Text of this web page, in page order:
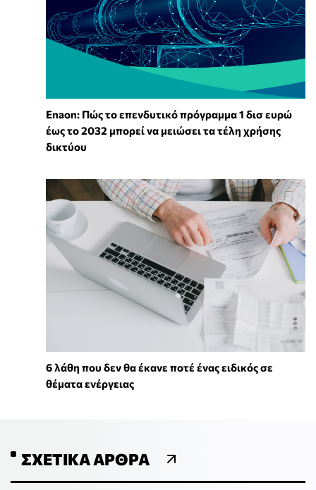
Enaon: Πώς το επενδυτικό πρόγραμμα 1 δισ ευρώ
έως το 2032 μπορεί να μειώσει τα τέλη χρήσης
δικτύου
6 λάθη που δεν θα έκανε ποτέ ένας ειδικός σε
θέματα ενέργειας
ΣΧΕΤΙΚΆ ΆΡΘΡΑ